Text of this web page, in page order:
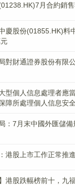
月合約銷
中慶股份(01855.HK)料
對財通證券股份有限
型個人信息處理者應
障所處理個人信息安全
：7月末中國外匯儲
港股上市工作正常推
港股跌幅榜前十，九